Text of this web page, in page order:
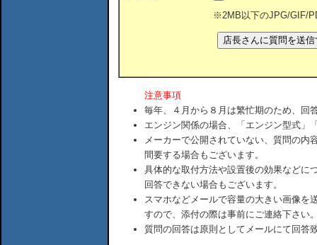
※2MB以下のJPG/GIF/
注意事項
毎年、４月から８月は繁忙期のため、回
エンジン関係の場合、「エンジン型式」
メーカーで公開されていない、質問の内
間要する場合もございます。
具体的な取付方法や設置後の効果などに
回答できない場合もございます。
スマホなどメールで容量の大きい画像を
すので、添付の際は事前にご連絡下さい
質問の回答は原則としてメールにて回答